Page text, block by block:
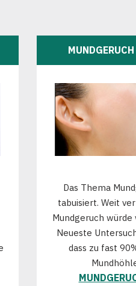
Das Thema
tabuisiert. Weit
Mundgeruch würde
Neueste
dass zu fast